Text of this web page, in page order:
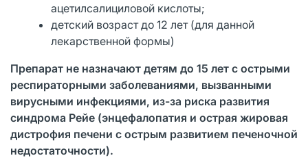
ацетилсалициловой кислоты;
детский возраст до 12 лет (для данной
лекарственной формы)
Препарат не назначают детям до 15 лет с острыми
респираторными заболеваниями, вызванными
вирусными инфекциями, из-за риска развития
синдрома Рейе (энцефалопатия и острая жировая
дистрофия печени с острым развитием печеночной
недостаточности).